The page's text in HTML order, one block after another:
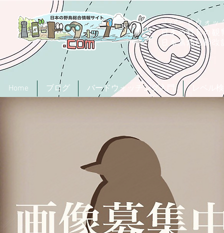
「バードウォッ
日本の野鳥の観
日本鳥類目録
Home ブログ バードウォッチング入門